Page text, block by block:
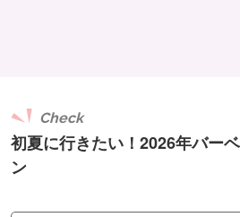
初夏に行きたい！2026年バー
ン
Check